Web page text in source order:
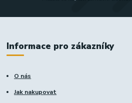
Informace pro zákazníky
O nás
Jak nakupovat